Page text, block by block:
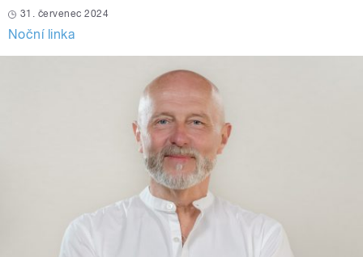
31. červenec 2024
Noční linka